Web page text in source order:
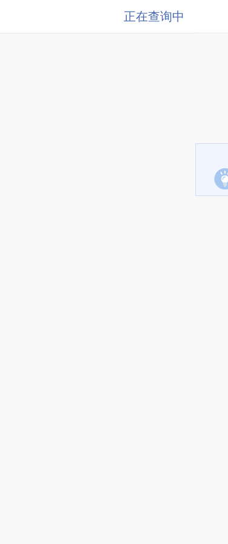
正在查询中